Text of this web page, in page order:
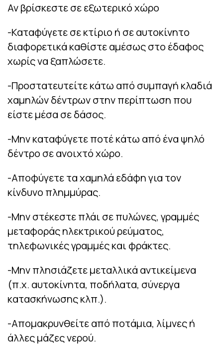
Αν βρίσκεστε σε εξωτερικό χώρο
-Καταφύγετε σε κτίριο ή σε αυτοκίνητο
διαφορετικά καθίστε αμέσως στο έδαφος
χωρίς να ξαπλώσετε.
-Προστατευτείτε κάτω από συμπαγή κλαδιά
χαμηλών δέντρων στην περίπτωση που
είστε μέσα σε δάσος.
-Μην καταφύγετε ποτέ κάτω από ένα ψηλό
δέντρο σε ανοιχτό χώρο.
-Αποφύγετε τα χαμηλά εδάφη για τον
κίνδυνο πλημμύρας.
-Μην στέκεστε πλάι σε πυλώνες, γραμμές
μεταφοράς ηλεκτρικού ρεύματος,
τηλεφωνικές γραμμές και φράκτες.
-Μην πλησιάζετε μεταλλικά αντικείμενα
(π.χ. αυτοκίνητα, ποδήλατα, σύνεργα
κατασκήνωσης κλπ.).
-Απομακρυνθείτε από ποτάμια, λίμνες ή
άλλες μάζες νερού.